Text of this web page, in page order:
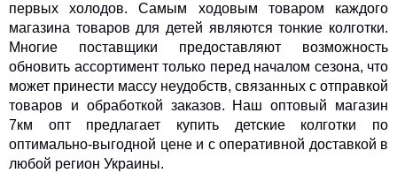
первых холодов. Самым ходовым товаром каждого
магазина товаров для детей являются тонкие колготки.
Многие поставщики предоставляют возможность
обновить ассортимент только перед началом сезона, что
может принести массу неудобств, связанных с отправкой
товаров и обработкой заказов. Наш оптовый магазин
7км опт предлагает купить детские колготки по
оптимально-выгодной цене и с оперативной доставкой в
любой регион Украины.